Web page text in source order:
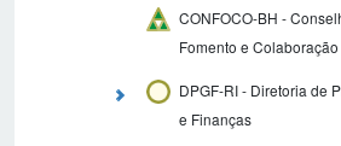
CONFOCO-BH -
Fomento e
DPGF-RI - Diretoria de
e Finanças